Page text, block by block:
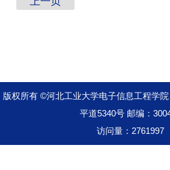
版权所有 ©河北工业大学电子信息工程学
平道5340号 邮编：
访问量： 2761997